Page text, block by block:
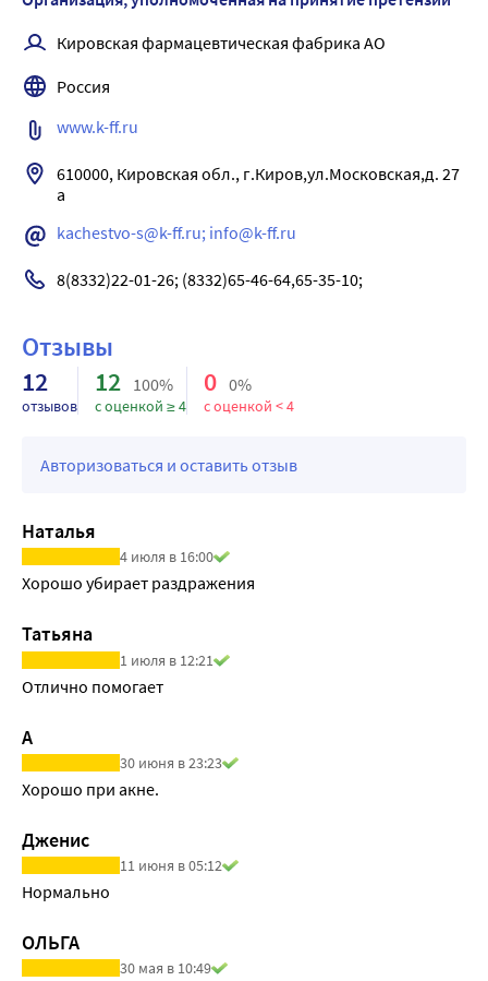
эффективен в отношении кислотоустойчивых бактерий,
анаэробов, Acinetobacter spp., Serratia marcescens.
Кировская фармацевтическая фабрика АО
Россия
www.k-ff.ru
610000, Кировская обл., г.Киров,ул.Московская,д. 27
а
kachestvo-s@k-ff.ru; info@k-ff.ru
8(8332)22-01-26; (8332)65-46-64,65-35-10;
Отзывы
12
отзывов
12 100%
с оценкой ≥ 4
0 0%
с оценкой < 4
Авторизоваться и оставить отзыв
Наталья
4 июля в 16:00
Хорошо убирает раздражения
Татьяна
1 июля в 12:21
Отлично помогает
А
30 июня в 23:23
Хорошо при акне.
Дженис
11 июня в 05:12
Нормально
ОЛЬГА
30 мая в 10:49